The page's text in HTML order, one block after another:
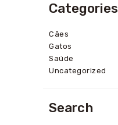
Categories
Cães
Gatos
Saúde
Uncategorized
Search